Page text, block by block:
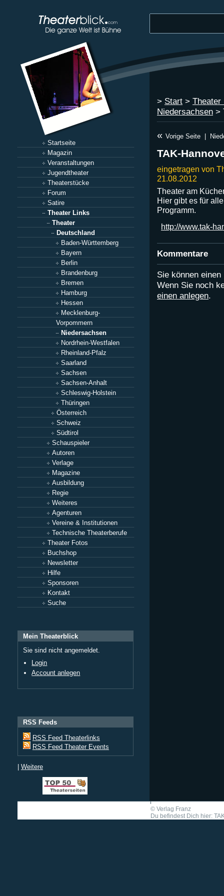
Startseite
Magazin
Veranstaltungen
Jugendtheater
Theaterstücke
Forum
Satire
Theater Links
Theater
Deutschland
Baden-Württemberg
Bayern
Berlin
Brandenburg
Bremen
Hamburg
Hessen
Mecklenburg-
Vorpommern
Niedersachsen
Nordrhein-Westfalen
Rheinland-Pfalz
Saarland
Sachsen
Sachsen-Anhalt
Schleswig-Holstein
Thüringen
Österreich
Schweiz
Südtirol
Schauspieler
Autoren
Verlage
Magazine
Ausbildung
Regie
Weiteres
Agenturen
Vereine & Institutionen
Technische Theaterberufe
Theater Fotos
Buchshop
Newsletter
Hilfe
Sponsoren
Kontakt
Suche
Mein Theaterblick
Sie sind nicht angemeldet.
Login
Account anlegen
RSS Feeds
RSS Feed Theaterlinks
RSS Feed Theater Events
| Weitere
> Start > Theater
Niedersachsen >
« Vorige Seite
TAK-
eingetragen von
21.08.2012
Theater am
Hier gibt es für
Programm.
http://www.tak-
Kommentare
Sie können
Wenn Sie noch
einen anlegen.
© Verlag Franz
Du befindest Dich hier: